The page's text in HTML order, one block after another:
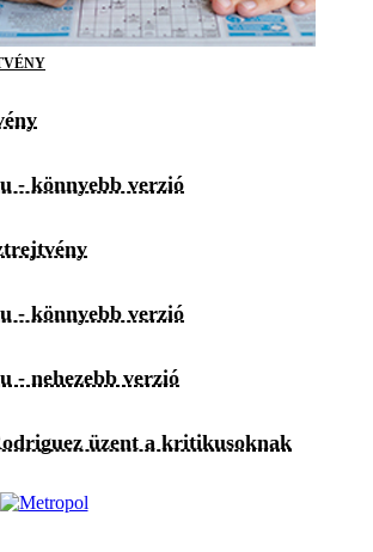
- könnyebb verzió
- könnyebb verzió
- nehezebb verzió
üzent a kritikusoknak